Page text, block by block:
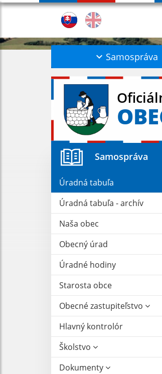
Samospráva
Samospráva
Úradná tabuľa
Úradná tabuľa - archív
Naša obec
Obecný úrad
Úradné hodiny
Starosta obce
Obecné zastupiteľstvo
Hlavný kontrolór
Školstvo
Dokumenty